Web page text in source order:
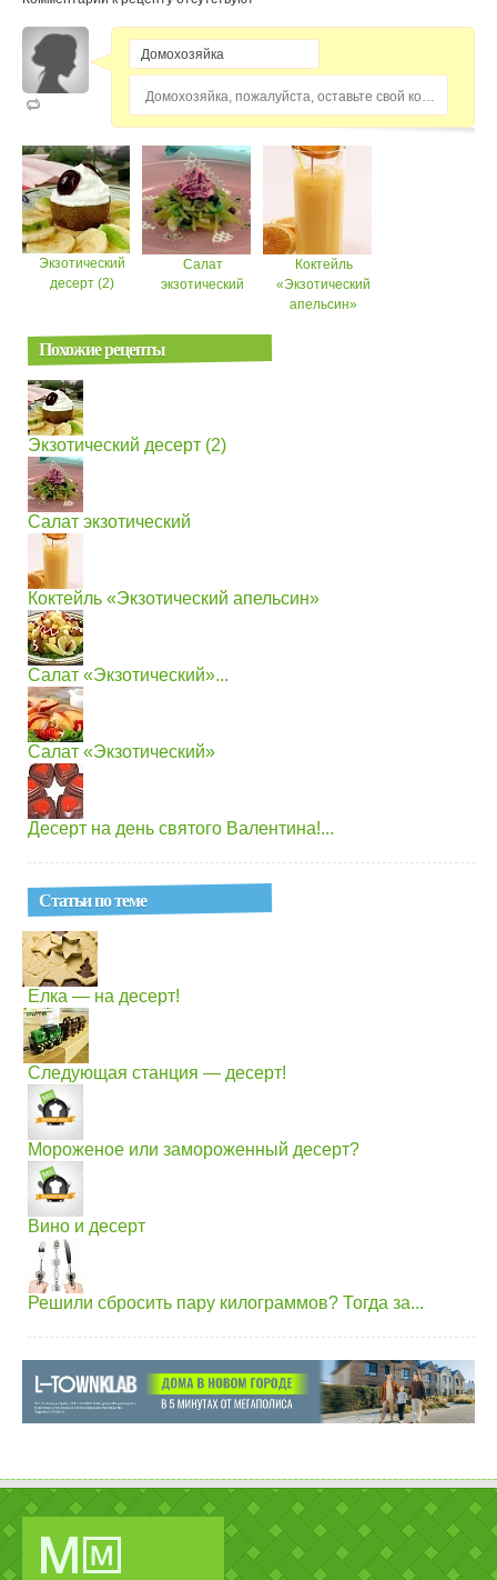
Домохозяйка, пожалуйста, оставьте свой комментарий...
Экзотический
десерт (2)
Салат
экзотический
Коктейль
«Экзотический
апельсин»
Похожие рецепты
Экзотический десерт (2)
Салат экзотический
Коктейль «Экзотический апельсин»
Салат «Экзотический»...
Салат «Экзотический»
Десерт на день святого Валентина!...
Статьи по теме
Елка — на десерт!
Следующая станция — десерт!
Мороженое или замороженный десерт?
Вино и десерт
Решили сбросить пару килограммов? Тогда за...